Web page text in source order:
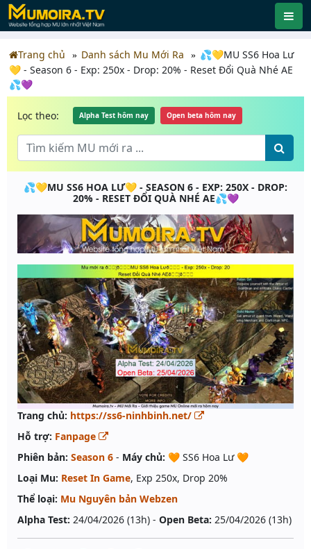
Trang chủ Danh sách Mu Mới Ra
💦💛MU SS6 Hoa Lư
💛 - Season 6 - Exp: 250x - Drop: 20% - Reset Đổi Quà Nhé AE
💦💜
Lọc theo: Alpha Test hôm nay Open beta hôm nay
💦💛MU SS6 HOA LƯ💛 - SEASON 6 - EXP: 250X - DROP:
20% - RESET ĐỔI QUÀ NHÉ AE💦💜
Trang chủ: https://ss6-ninhbinh.net/
Hỗ trợ: Fanpage
Phiên bản: Season 6 - Máy chủ: 🧡 SS6 Hoa Lư 🧡
Loại Mu: Reset In Game, Exp 250x, Drop 20%
Thể loại: Mu Nguyên bản Webzen
Alpha Test: 24/04/2026 (13h) - Open Beta: 25/04/2026 (13h)